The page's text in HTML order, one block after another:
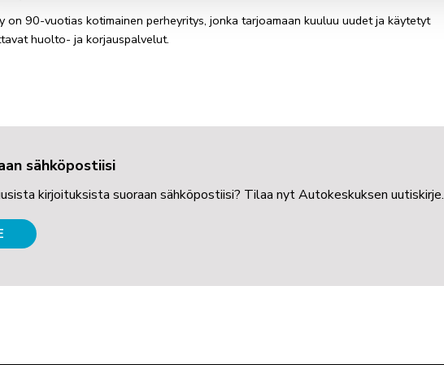
on 90-vuotias kotimainen perheyritys, jonka tarjoamaan kuuluu uudet ja käytetyt
huolto- ja korjauspalvelut.
sähköpostiisi
kirjoituksista suoraan sähköpostiisi? Tilaa nyt Autokeskuksen uutiskirje.